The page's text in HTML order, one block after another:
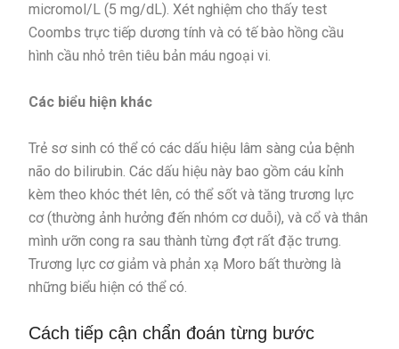
micromol/L (5 mg/dL). Xét nghiệm cho thấy test
Coombs trực tiếp dương tính và có tế bào hồng cầu
hình cầu nhỏ trên tiêu bản máu ngoại vi.
Các biểu hiện khác
Trẻ sơ sinh có thể có các dấu hiệu lâm sàng của bệnh
não do bilirubin. Các dấu hiệu này bao gồm cáu kỉnh
kèm theo khóc thét lên, có thể sốt và tăng trương lực
cơ (thường ảnh hưởng đến nhóm cơ duỗi), và cổ và thân
mình ưỡn cong ra sau thành từng đợt rất đặc trưng.
Trương lực cơ giảm và phản xạ Moro bất thường là
những biểu hiện có thể có.
Cách tiếp cận chẩn đoán từng bước